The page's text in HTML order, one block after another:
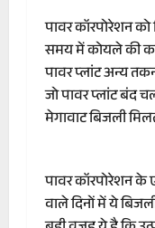
पावर कॉरपोरेशन
समय में कोयले की
पावर प्लांट अन्य
जो पावर प्लांट बंद
मेगावाट बिजली
पावर कॉरपोरेशन
वाले दिनों में ये